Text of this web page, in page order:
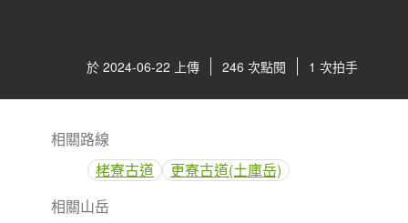
於 2024-06-22 上傳 246 次點閱 1 次拍手
相關路線
栳寮古道
更寮古道(土庫岳)
相關山岳